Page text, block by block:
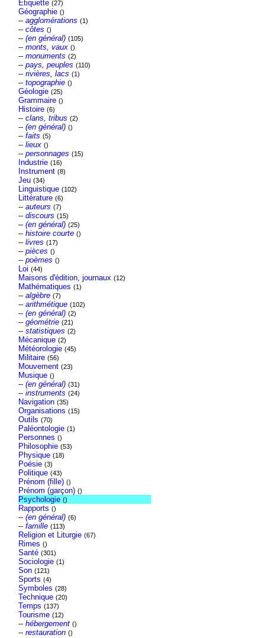
Etiquette (27)
Géographie ()
-- agglomérations (1)
-- côtes ()
-- (en général) (105)
-- monts, vaux ()
-- monuments (2)
-- pays, peuples (110)
-- rivières, lacs (1)
-- topographie ()
Géologie (25)
Grammaire ()
Histoire (6)
-- clans, tribus (2)
-- (en général) ()
-- faits (5)
-- lieux ()
-- personnages (15)
Industrie (16)
Instrument (8)
Jeu (34)
Linguistique (102)
Littérature (6)
-- auteurs (7)
-- discours (15)
-- (en général) (25)
-- histoire courte ()
-- livres (17)
-- pièces ()
-- poèmes ()
Loi (44)
Maisons d'édition, journaux (12)
Mathématiques (1)
-- algèbre (7)
-- arithmétique (102)
-- (en général) (2)
-- géométrie (21)
-- statistiques (2)
Mécanique (2)
Météorologie (45)
Militaire (56)
Mouvement (23)
Musique ()
-- (en général) (31)
-- instruments (24)
Navigation (35)
Organisations (15)
Outils (70)
Paléontologie (1)
Personnes ()
Philosophie (53)
Physique (18)
Poésie (3)
Politique (43)
Prénom (fille) ()
Prénom (garçon) ()
Psychologie ()
Rapports ()
-- (en général) (6)
-- famille (113)
Religion et Liturgie (67)
Rimes ()
Santé (301)
Sociologie (1)
Son (121)
Sports (4)
Symboles (28)
Technique (20)
Temps (137)
Tourisme (12)
-- hébergement ()
-- restauration ()